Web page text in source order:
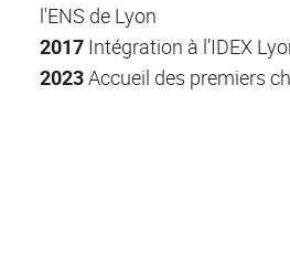
l'ENS de Lyon
2017 Intégration à l’IDEX
2023Accueil des premiers